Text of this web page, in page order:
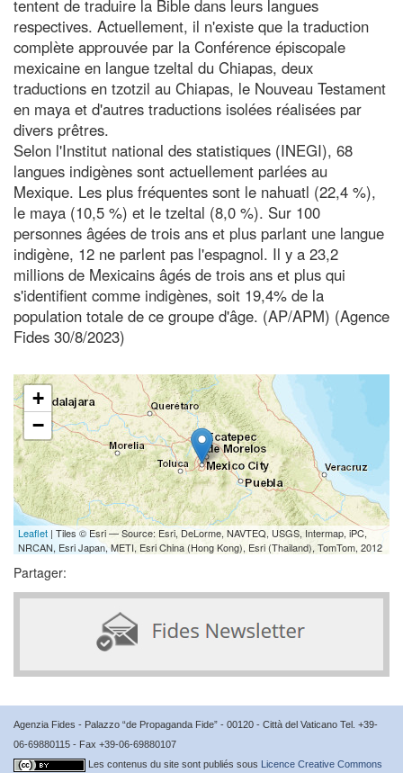
tentent de traduire la Bible dans leurs langues
respectives. Actuellement, il n'existe que la traduction
complète approuvée par la Conférence épiscopale
mexicaine en langue tzeltal du Chiapas, deux
traductions en tzotzil au Chiapas, le Nouveau Testament
en maya et d'autres traductions isolées réalisées par
divers prêtres.
Selon l'Institut national des statistiques (INEGI), 68
langues indigènes sont actuellement parlées au
Mexique. Les plus fréquentes sont le nahuatl (22,4 %),
le maya (10,5 %) et le tzeltal (8,0 %). Sur 100
personnes âgées de trois ans et plus parlant une langue
indigène, 12 ne parlent pas l'espagnol. Il y a 23,2
millions de Mexicains âgés de trois ans et plus qui
s'identifient comme indigènes, soit 19,4% de la
population totale de ce groupe d'âge. (AP/APM) (Agence
Fides 30/8/2023)
+
−
Leaflet | Tiles © Esri — Source: Esri, DeLorme, NAVTEQ, USGS, Intermap, iPC,
NRCAN, Esri Japan, METI, Esri China (Hong Kong), Esri (Thailand), TomTom, 2012
Partager:
Agenzia Fides - Palazzo “de Propaganda Fide” - 00120 - Città del Vaticano Tel. +39-
06-69880115 - Fax +39-06-69880107
Les contenus du site sont publiés sous Licence Creative Commons